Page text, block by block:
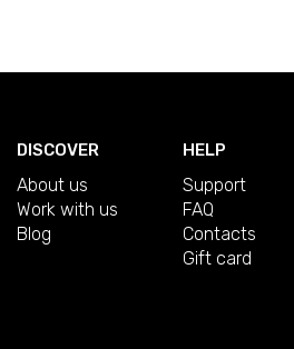
DISCOVER
About us
Work with us
Blog
HELP
Support
FAQ
Contacts
Gift card